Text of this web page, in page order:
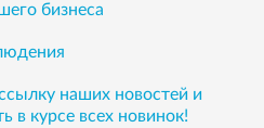
бизнеса
наших новостей и
в курсе всех новинок!